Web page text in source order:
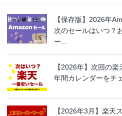
【保存版】2026年
次のセールはいつ？
ー...
【2026年】次回の
年間カレンダーをチ
【2026年3月】楽天